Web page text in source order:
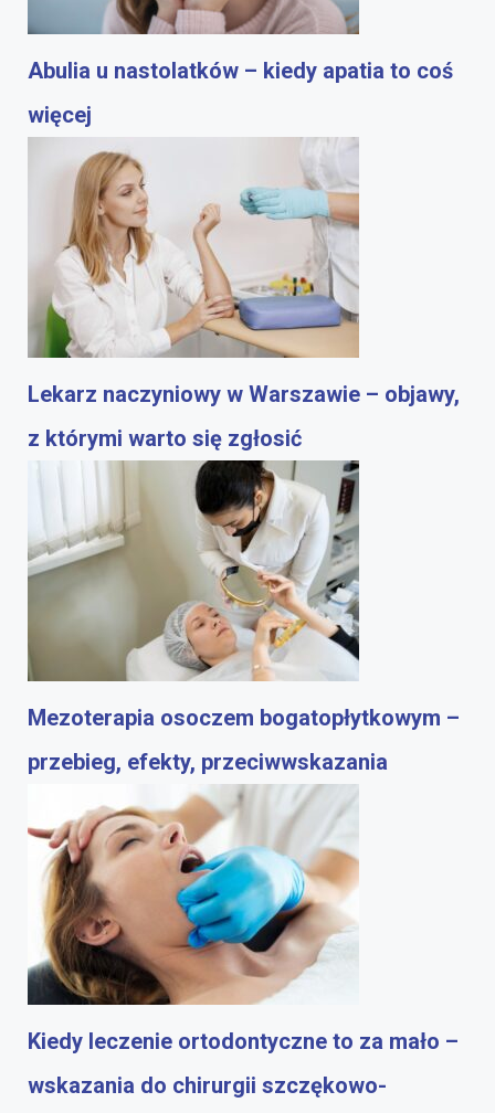
Abulia u nastolatków – kiedy apatia to coś
więcej
Lekarz naczyniowy w Warszawie – objawy,
z którymi warto się zgłosić
Mezoterapia osoczem bogatopłytkowym –
przebieg, efekty, przeciwwskazania
Kiedy leczenie ortodontyczne to za mało –
wskazania do chirurgii szczękowo-